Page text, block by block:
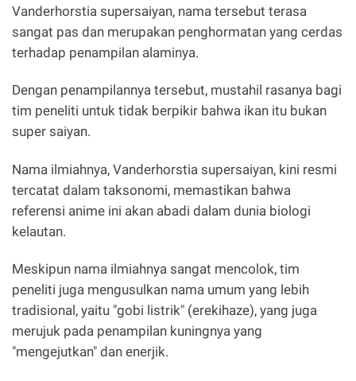
Vanderhorstia supersaiyan, nama tersebut terasa
sangat pas dan merupakan penghormatan yang cerdas
terhadap penampilan alaminya.
Dengan penampilannya tersebut, mustahil rasanya bagi
tim peneliti untuk tidak berpikir bahwa ikan itu bukan
super saiyan.
Nama ilmiahnya, Vanderhorstia supersaiyan, kini resmi
tercatat dalam taksonomi, memastikan bahwa
referensi anime ini akan abadi dalam dunia biologi
kelautan.
Meskipun nama ilmiahnya sangat mencolok, tim
peneliti juga mengusulkan nama umum yang lebih
tradisional, yaitu "gobi listrik" (erekihaze), yang juga
merujuk pada penampilan kuningnya yang
"mengejutkan" dan enerjik.